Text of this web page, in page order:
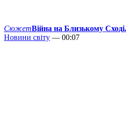
СюжетВійна на Близькому
Новини світу — 00:07